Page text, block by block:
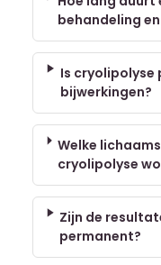
behandeling
Is cryolipolyse
bijwerkingen?
Welke
cryolipolyse
Zijn de
permanent?